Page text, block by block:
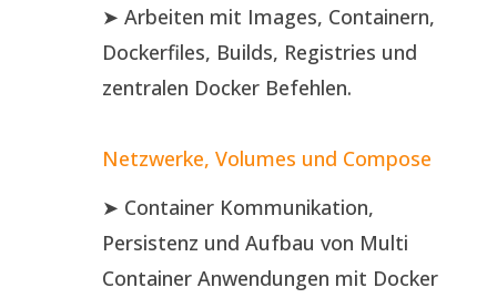
➤ Arbeiten mit Images, Containern,
Dockerfiles, Builds, Registries und
zentralen Docker Befehlen.
Netzwerke, Volumes und Compose
➤ Container Kommunikation,
Persistenz und Aufbau von Multi
Container Anwendungen mit Docker